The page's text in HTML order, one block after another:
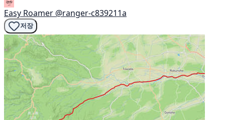
Easy Roamer @ranger-c839211a
저장